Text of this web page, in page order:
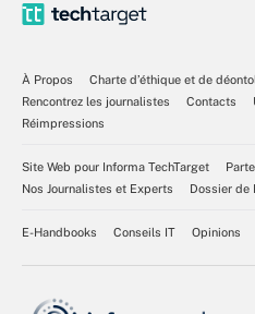
À Propos
Charte d’éthique et de
Rencontrez les journalistes
Contacts
Réimpressions
Site Web pour Informa TechTarget
Nos Journalistes et Experts
Dossier de
E-Handbooks Conseils IT Opinions